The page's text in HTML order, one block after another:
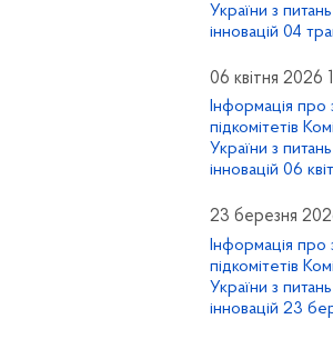
України з
інновацій 04
06 квітня 2026
Інформація про
підкомітетів
України з
інновацій 06
23 березня
Інформація про
підкомітетів
України з
інновацій 23